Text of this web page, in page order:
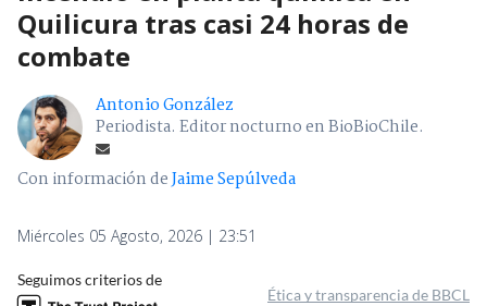
Quilicura tras casi 24 horas de
combate
Antonio González
Periodista. Editor nocturno en BioBioChile.
Con información deJaime Sepúlveda
Miércoles 05 Agosto, 2026 | 23:51
Seguimos criterios de
Ética y transparencia de BBCL